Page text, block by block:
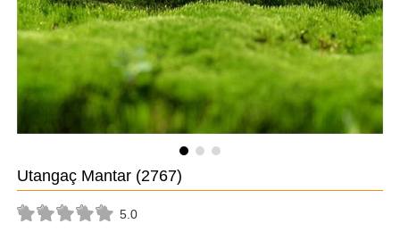
Utangaç Mantar (2767)
5.0